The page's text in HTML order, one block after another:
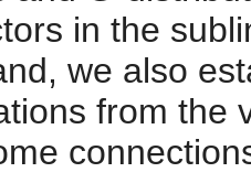
in the
we also
from the